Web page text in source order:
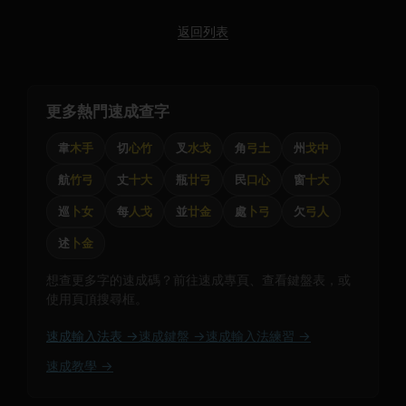
返回列表
更多熱門速成查字
韋木手 切心竹 叉 水戈 角弓土 州 戈中
航竹弓 丈十大 瓶廿弓 民口心 窗十大
巡 卜女 每人戈 並廿金 處 卜弓 欠弓人
述 卜金
想查更多字的速成碼？前往速成專頁、查看鍵盤表，或
使用頁頂搜尋框。
速成輸入法表 → 速成鍵盤 → 速成輸入法練習 →
速成教學 →